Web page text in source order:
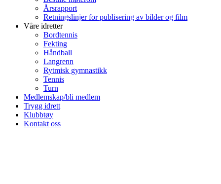
Årsrapport
Retningslinjer for publisering av bilder og film
Våre idretter
Bordtennis
Fekting
Håndball
Langrenn
Rytmisk gymnastikk
Tennis
Turn
Medlemskap/bli medlem
Trygg idrett
Klubbtøy
Kontakt oss